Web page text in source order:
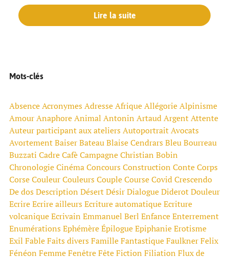
Lire la suite
Mots-clés
AbsenceAcronymesAdresseAfriqueAllégorieAlpinisme
AmourAnaphoreAnimal Antonin ArtaudArgentAttente
Auteur participant aux ateliersAutoportraitAvocats
AvortementBaiserBateauBlaise CendrarsBleuBourreau
Buzzati CadreCafèCampagneChristian Bobin
ChronologieCinémaConcoursConstruction ConteCorps
CorseCouleurCouleursCoupleCourseCovidCrescendo
De dosDescription DésertDésirDialogueDiderotDouleur
EcrireEcrire ailleursEcriture automatiqueEcriture
volcaniqueEcrivain Emmanuel Berl EnfanceEnterrement
EnumérationsEphémèreÉpilogueEpiphanieErotisme
Exil FableFaits diversFamilleFantastiqueFaulknerFelix
Fénéon FemmeFenêtreFêteFiction Filiation Flux de